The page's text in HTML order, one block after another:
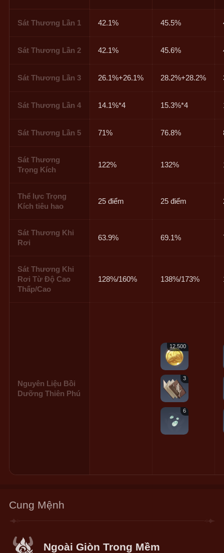
Sát Thương Lần 1 42.1% 45.5%
Sát Thương Lần 2 42.1% 45.6%
Sát Thương Lần 3 26.1%+26.1% 28.2%+28.2%
Sát Thương Lần 4 14.1%*4 15.3%*4
Sát Thương Lần 5 71% 76.8%
Sát Thương
Trọng Kích
122% 132%
Thể lực Trọng
Kích tiêu hao
25 điểm 25 điểm
Sát Thương Khi
Rơi
63.9% 69.1%
Sát Thương Khi
Rơi Từ Độ Cao
Thấp/Cao
128%/160% 138%/173%
Nguyên Liệu Bồi
Dưỡng Thiên Phú
12.500
3
6
Cung Mệnh
Ngoài Giòn Trong Mềm